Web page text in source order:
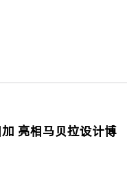
亮相马贝拉设计博